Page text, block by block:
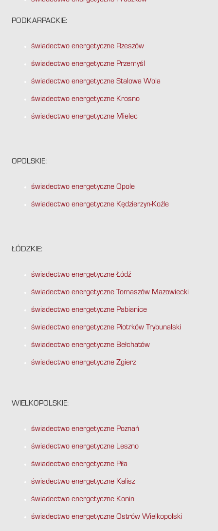
PODKARPACKIE:
świadectwo energetyczne Rzeszów
świadectwo energetyczne Przemyśl
świadectwo energetyczne Stalowa Wola
świadectwo energetyczne Krosno
świadectwo energetyczne Mielec
OPOLSKIE:
świadectwo energetyczne Opole
świadectwo energetyczne Kędzierzyn-Koźle
ŁÓDZKIE:
świadectwo energetyczne Łódź
świadectwo energetyczne Tomaszów Mazowiecki
świadectwo energetyczne Pabianice
świadectwo energetyczne Piotrków Trybunalski
świadectwo energetyczne Bełchatów
świadectwo energetyczne Zgierz
WIELKOPOLSKIE:
świadectwo energetyczne Poznań
świadectwo energetyczne Leszno
świadectwo energetyczne Piła
świadectwo energetyczne Kalisz
świadectwo energetyczne Konin
świadectwo energetyczne Ostrów Wielkopolski